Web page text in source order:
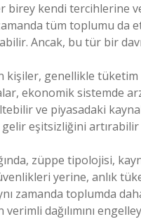
birey kendi tercihlerine
tüm toplumu
Ancak, bu tür bir
genellikle tüketim
ekonomik sistemde
ve piyasadaki
eşitsizliğini
züppe tipolojisi,
yerine, anlık
zamanda toplumda
verimli dağılımını